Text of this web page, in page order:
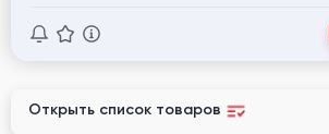
Открыть список товаров